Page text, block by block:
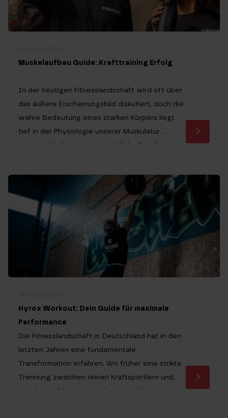
Muskelaufbau Guide: Krafttraining Erfolg
In der heutigen Fitnesslandschaft wird oft über
das äußere Erscheinungsbild diskutiert, doch die
wahre Bedeutung eines starken Körpers liegt
tief in der Physiologie unserer Muskulatur
verwurzelt. Wer seine persönliche Bestform
mehr sind als nur ästhetische Merkmale. Sie
bilden das aktivste Stoffwechselorgan unseres
Körpers, fungieren […]
Hyrox Workout: Dein Guide für maximale
Performance
Die Fitnesslandschaft in Deutschland hat in den
letzten Jahren eine fundamentale
Transformation erfahren. Wo früher eine strikte
Trennung zwischen reinen Kraftsportlern und
Ausdauerathleten herrschte, hat sich eine